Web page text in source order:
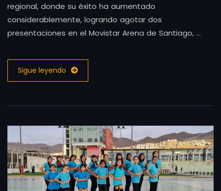
regional, donde su éxito ha aumentado
considerablemente, logrando agotar dos
presentaciones en el Movistar Arena de Santiago, …
Sigue leyendo